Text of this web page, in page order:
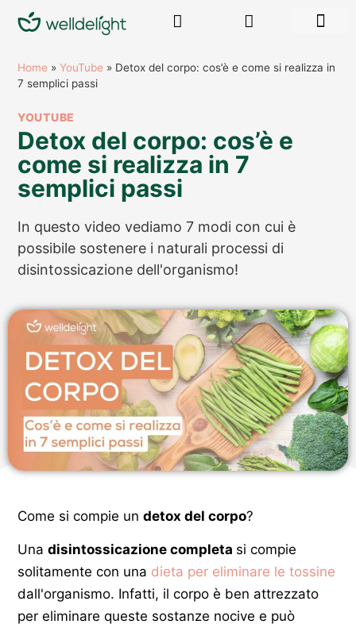
Home » YouTube » Detox del corpo: cos’è e come si realizza in
7 semplici passi
YOUTUBE
Detox del corpo: cos’è e
come si realizza in 7
semplici passi
In questo video vediamo 7 modi con cui è
possibile sostenere i naturali processi di
disintossicazione dell'organismo!
Come si compie un detox del corpo?
Una disintossicazione completa si compie
solitamente con una dieta per eliminare le tossine
dall'organismo. Infatti, il corpo è ben attrezzato
per eliminare queste sostanze nocive e può